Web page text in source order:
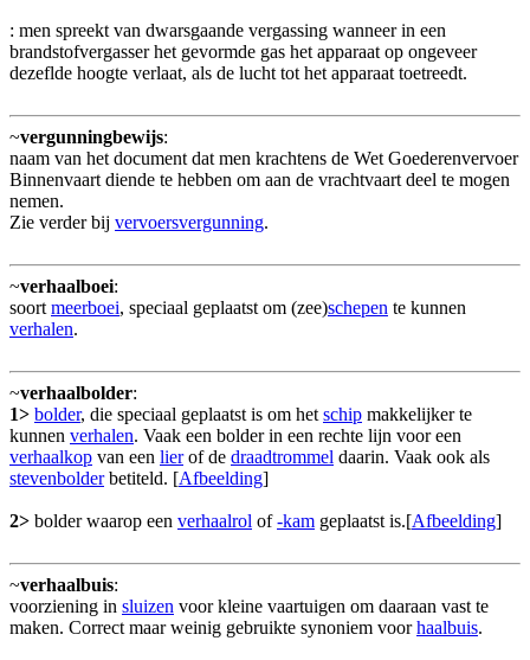
: men spreekt van dwarsgaande vergassing wanneer in een
brandstofvergasser het gevormde gas het apparaat op ongeveer
dezeflde hoogte verlaat, als de lucht tot het apparaat toetreedt.
~vergunningbewijs:
naam van het document dat men krachtens de Wet Goederenvervoer
Binnenvaart diende te hebben om aan de vrachtvaart deel te mogen
nemen.
Zie verder bij vervoersvergunning.
~verhaalboei:
soort meerboei, speciaal geplaatst om (zee)schepen te kunnen
verhalen.
~verhaalbolder:
1> bolder, die speciaal geplaatst is om het schip makkelijker te
kunnen verhalen. Vaak een bolder in een rechte lijn voor een
verhaalkop van een lierof de draadtrommel daarin. Vaak ook als
stevenbolderbetiteld. [Afbeelding]
2> bolder waarop een verhaalrol of-kam geplaatst is.[Afbeelding]
~verhaalbuis:
voorziening in sluizen voor kleine vaartuigen om daaraan vast te
maken. Correct maar weinig gebruikte synoniem voorhaalbuis.